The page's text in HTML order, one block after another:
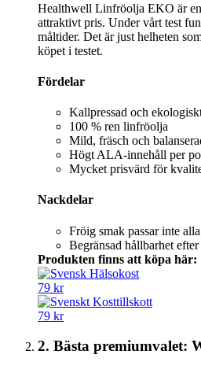
Healthwell Linfröolja EKO är en
attraktivt pris. Under vårt test
måltider. Det är just helheten
köpet i testet.
Fördelar
Kallpressad och
100 % ren linfröolja
Mild, fräsch och
Högt ALA-innehåll per
Mycket prisvärd för
Nackdelar
Fröig smak passar inte alla
Begränsad hållbarhet
Produkten finns att köpa här:
79 kr
79 kr
2. Bästa premiumvalet: